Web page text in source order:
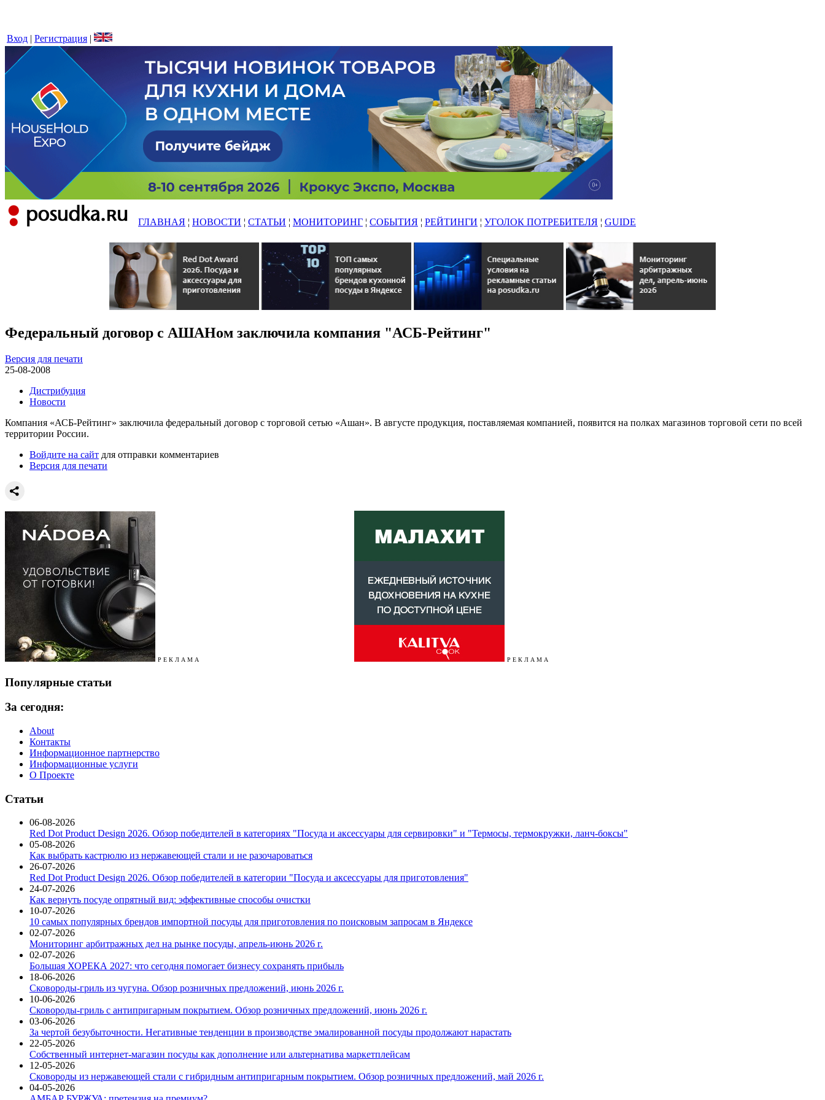
Вход | Регистрация |
ГЛАВНАЯ ¦ НОВОСТИ ¦ СТАТЬИ ¦ МОНИТОРИНГ ¦ СОБЫТИЯ ¦ РЕЙТИНГИ ¦ УГОЛОК ПОТРЕБИТЕЛЯ ¦ GUIDE
Федеральный договор с АШАНом заключила компания "АСБ-Рейтинг"
Версия для печати
25-08-2008
Дистрибуция
Новости
Компания «АСБ-Рейтинг» заключила федеральный договор с торговой сетью «Ашан». В августе продукция, поставляемая компанией, появится на полках магазинов торговой сети по всей
территории России.
Войдите на сайт для отправки комментариев
Версия для печати
Р Е К Л А М А Р Е К Л А М А
Популярные статьи
За сегодня:
About
Контакты
Информационное партнерство
Информационные услуги
О Проекте
Статьи
06-08-2026
Red Dot Product Design 2026. Обзор победителей в категориях "Посуда и аксессуары для сервировки" и "Термосы, термокружки, ланч-боксы"
05-08-2026
Как выбрать кастрюлю из нержавеющей стали и не разочароваться
26-07-2026
Red Dot Product Design 2026. Обзор победителей в категории "Посуда и аксессуары для приготовления"
24-07-2026
Как вернуть посуде опрятный вид: эффективные способы очистки
10-07-2026
10 самых популярных брендов импортной посуды для приготовления по поисковым запросам в Яндексе
02-07-2026
Мониторинг арбитражных дел на рынке посуды, апрель-июнь 2026 г.
02-07-2026
Большая ХОРЕКА 2027: что сегодня помогает бизнесу сохранять прибыль
18-06-2026
Сковороды-гриль из чугуна. Обзор розничных предложений, июнь 2026 г.
10-06-2026
Сковороды-гриль с антипригарным покрытием. Обзор розничных предложений, июнь 2026 г.
03-06-2026
За чертой безубыточности. Негативные тенденции в производстве эмалированной посуды продолжают нарастать
22-05-2026
Собственный интернет-магазин посуды как дополнение или альтернатива маркетплейсам
12-05-2026
Сковороды из нержавеющей стали с гибридным антипригарным покрытием. Обзор розничных предложений, май 2026 г.
04-05-2026